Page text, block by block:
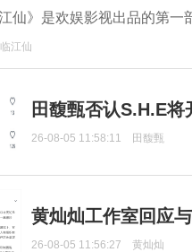
仙》是欢娱影视出品的第
临江仙
田馥甄否认S.H.E
26-08-05 11:58:11 田馥甄
黄灿灿工作室回应
26-08-05 11:56:27 黄灿灿